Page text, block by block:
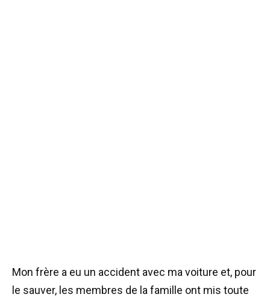
Mon frère a eu un accident avec ma voiture et, pour
le sauver, les membres de la famille ont mis toute